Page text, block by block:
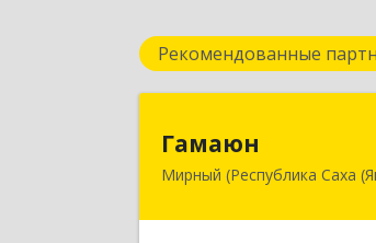
Рекомендованные
Гамаюн
Мирный (Республика Саха
678170, Саха